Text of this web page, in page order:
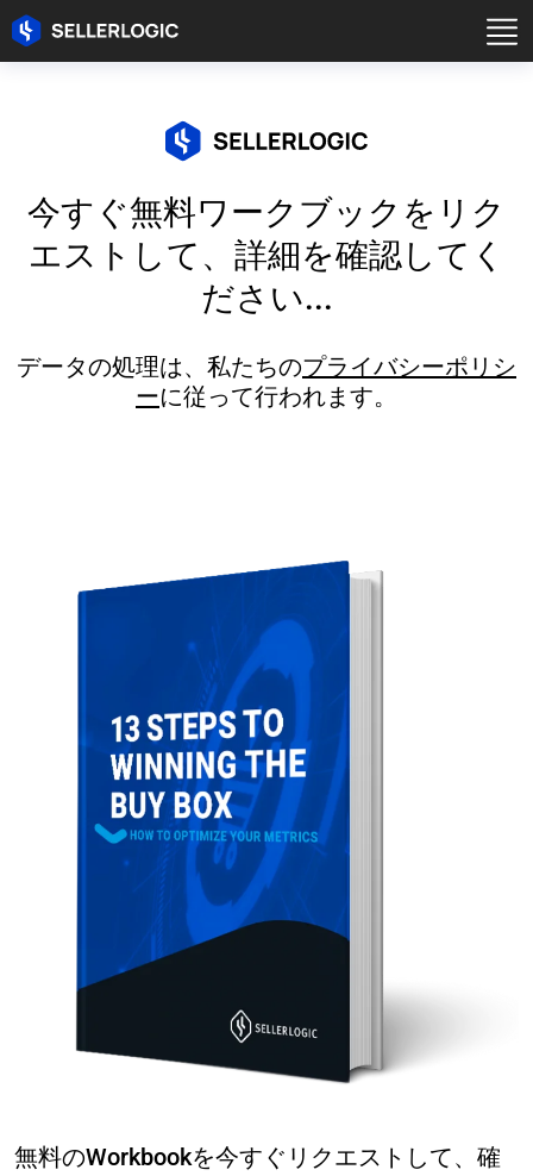
今すぐ無料ワークブックをリク
エストして、詳細を確認してく
ださい...
データの処理は、私たちのプライバシーポリシ
ーに従って行われます。
無料のWorkbookを今すぐリクエストして、確